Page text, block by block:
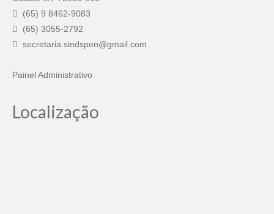
Fale Conosco
Permutas Disponíveis
(65) 9 8462-9083
(65) 3055-2792
secretaria.sindspen@gmail.com
Painel Administrativo
Localização